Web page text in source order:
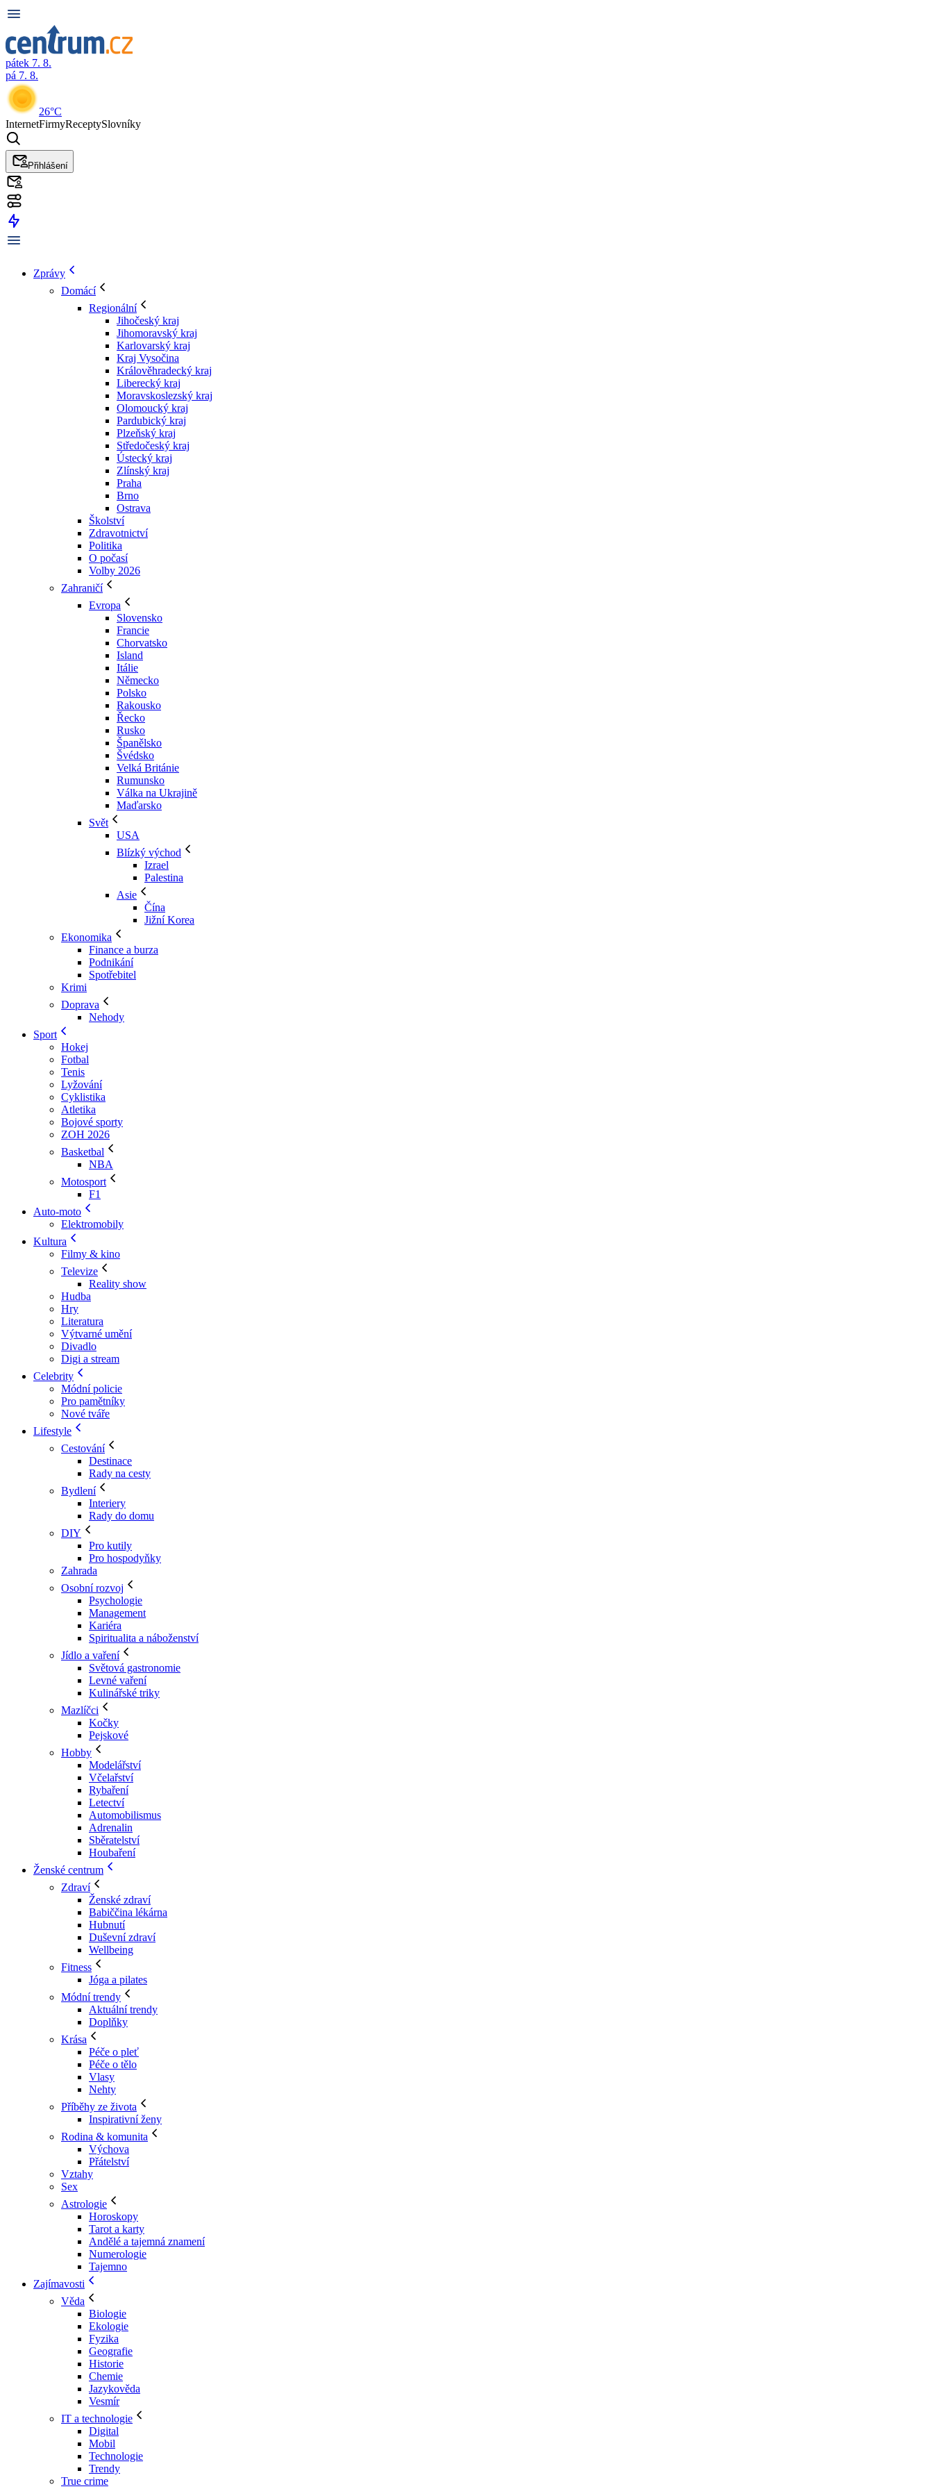
pátek 7. 8.
pá 7. 8.
26°C
InternetFirmyReceptySlovníky
Přihlášení
Zprávy
Domácí
Regionální
Jihočeský kraj
Jihomoravský kraj
Karlovarský kraj
Kraj Vysočina
Králověhradecký kraj
Liberecký kraj
Moravskoslezský kraj
Olomoucký kraj
Pardubický kraj
Plzeňský kraj
Středočeský kraj
Ústecký kraj
Zlínský kraj
Praha
Brno
Ostrava
Školství
Zdravotnictví
Politika
O počasí
Volby 2026
Zahraničí
Evropa
Slovensko
Francie
Chorvatsko
Island
Itálie
Německo
Polsko
Rakousko
Řecko
Rusko
Španělsko
Švédsko
Velká Británie
Rumunsko
Válka na Ukrajině
Maďarsko
Svět
USA
Blízký východ
Izrael
Palestina
Asie
Čína
Jižní Korea
Ekonomika
Finance a burza
Podnikání
Spotřebitel
Krimi
Doprava
Nehody
Sport
Hokej
Fotbal
Tenis
Lyžování
Cyklistika
Atletika
Bojové sporty
ZOH 2026
Basketbal
NBA
Motosport
F1
Auto-moto
Elektromobily
Kultura
Filmy & kino
Televize
Reality show
Hudba
Hry
Literatura
Výtvarné umění
Divadlo
Digi a stream
Celebrity
Módní policie
Pro pamětníky
Nové tváře
Lifestyle
Cestování
Destinace
Rady na cesty
Bydlení
Interiery
Rady do domu
DIY
Pro kutily
Pro hospodyňky
Zahrada
Osobní rozvoj
Psychologie
Management
Kariéra
Spiritualita a náboženství
Jídlo a vaření
Světová gastronomie
Levné vaření
Kulinářské triky
Mazlíčci
Kočky
Pejskové
Hobby
Modelářství
Včelařství
Rybaření
Letectví
Automobilismus
Adrenalin
Sběratelství
Houbaření
Ženské centrum
Zdraví
Ženské zdraví
Babiččina lékárna
Hubnutí
Duševní zdraví
Wellbeing
Fitness
Jóga a pilates
Módní trendy
Aktuální trendy
Doplňky
Krása
Péče o pleť
Péče o tělo
Vlasy
Nehty
Příběhy ze života
Inspirativní ženy
Rodina & komunita
Výchova
Přátelství
Vztahy
Sex
Astrologie
Horoskopy
Tarot a karty
Andělé a tajemná znamení
Numerologie
Tajemno
Zajímavosti
Věda
Biologie
Ekologie
Fyzika
Geografie
Historie
Chemie
Jazykověda
Vesmír
IT a technologie
Digital
Mobil
Technologie
Trendy
True crime